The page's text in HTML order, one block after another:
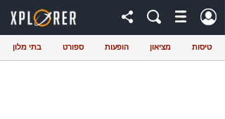
טיסות מציאון הופעות ספורט בתי מלון